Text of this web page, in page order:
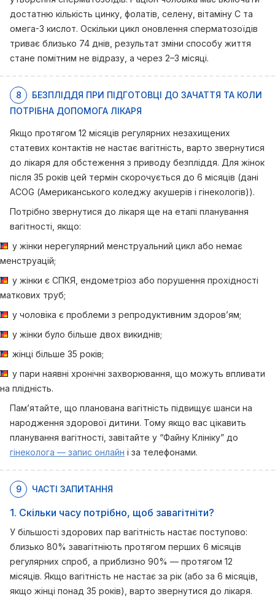
достатню кількість цинку, фолатів, селену, вітаміну C та
омега-3 кислот. Оскільки цикл оновлення сперматозоїдів
триває близько 74 днів, результат зміни способу життя
стане помітним не відразу, а через 2–3 місяці.
8
БЕЗПЛІДДЯ ПРИ ПІДГОТОВЦІ ДО ЗАЧАТТЯ ТА КОЛИ
ПОТРІБНА ДОПОМОГА ЛІКАРЯ
Якщо протягом 12 місяців регулярних незахищених
статевих контактів не настає вагітність, варто звернутися
до лікаря для обстеження з приводу безпліддя. Для жінок
після 35 років цей термін скорочується до 6 місяців (дані
ACOG (Американського коледжу акушерів і гінекологів)).
Потрібно звернутися до лікаря ще на етапі планування
вагітності, якщо:
у жінки нерегулярний менструальний цикл або немає
менструацій;
у жінки є СПКЯ, ендометріоз або порушення прохідності
маткових труб;
у чоловіка є проблеми з репродуктивним здоров’ям;
у жінки було більше двох викиднів;
жінці більше 35 років;
у пари наявні хронічні захворювання, що можуть впливати
на плідність.
Пам’ятайте, що планована вагітність підвищує шанси на
народження здорової дитини. Тому якщо вас цікавить
планування вагітності, завітайте у “Файну Клініку” до
гінеколога — запис онлайн і за телефонами.
9 ЧАСТІ ЗАПИТАННЯ
1. Скільки часу потрібно, щоб завагітніти?
У більшості здорових пар вагітність настає поступово:
близько 80% завагітніють протягом перших 6 місяців
регулярних спроб, а приблизно 90% — протягом 12
місяців. Якщо вагітність не настає за рік (або за 6 місяців,
якщо жінці понад 35 років), варто звернутися до лікаря.